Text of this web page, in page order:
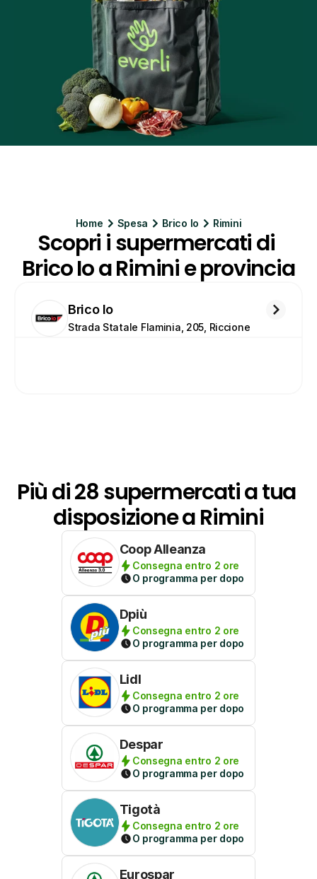
Home Spesa Brico Io Rimini
Scopri i supermercati di
Brico Io a Rimini e provincia
Brico Io
Strada Statale Flaminia, 205, Riccione
Più di 28 supermercati a tua
disposizione a Rimini
Coop Alleanza
Consegna entro 2 ore
O programma per dopo
Dpiù
Consegna entro 2 ore
O programma per dopo
Lidl
Consegna entro 2 ore
O programma per dopo
Despar
Consegna entro 2 ore
O programma per dopo
Tigotà
Consegna entro 2 ore
O programma per dopo
Eurospar